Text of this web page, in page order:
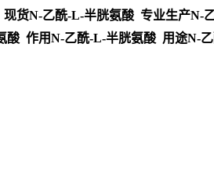
货N-乙酰-L-半胱氨酸 专业生产N-
作用N-乙酰-L-半胱氨酸 用途N-